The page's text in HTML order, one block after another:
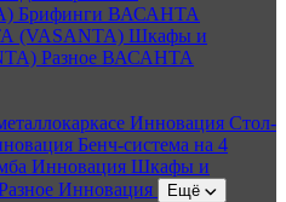
Брифинги ВАСАНТА
(VASANTA) Шкафы и
Разное ВАСАНТА
Инновация Стол-
Бенч-система на 4
Инновация Шкафы и
Инновация Ещё